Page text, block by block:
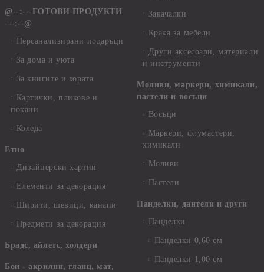
@--:---ГОТОВИ ПРОДУКТИ
---:--@
Персанализирани подаръци
За дома и уюта
За книгите и хората
Картички, пликове и
покани
Коледа
Етно
Дизайнерски хартии
Елементи за декорация
Ширити, шевици, канапи
Предмети за декорация
Брадс, айлетс, холдери
Бои - акрилни, гланц, мат,
Закачалки
Крака за мебели
Други аксесоари, материали
и инструменти
Моливи, маркери, химикали,
пастели и восъци
Восъци
Маркери, флумастери,
химикали
Моливи
Пастели
Панделки, дантели и други
Панделки
Панделки 0,60 см
Панделки 1,00 см